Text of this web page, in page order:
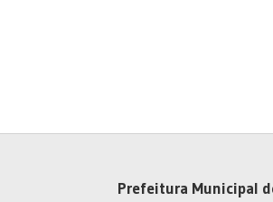
Prefeitura Municipal